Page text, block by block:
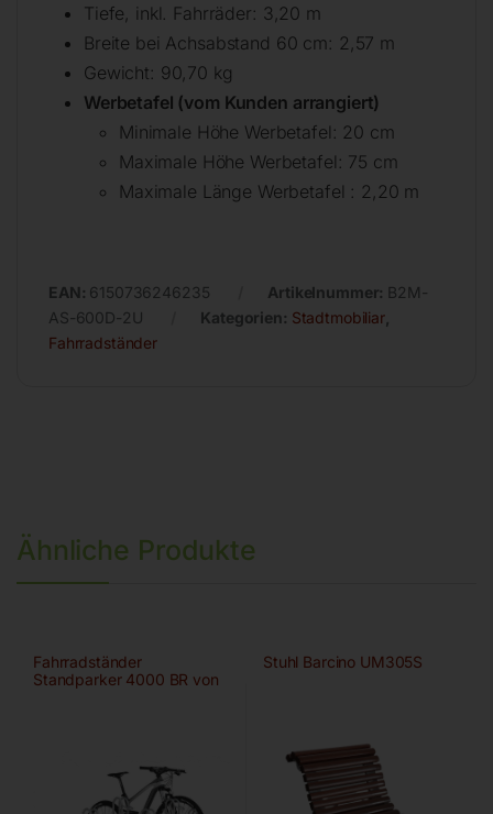
Tiefe, inkl. Fahrräder: 3,20 m
Breite bei Achsabstand 60 cm: 2,57 m
Gewicht: 90,70 kg
Werbetafel (vom Kunden arrangiert)
Minimale Höhe Werbetafel: 20 cm
Maximale Höhe Werbetafel: 75 cm
Maximale Länge Werbetafel : 2,20 m
EAN: 6150736246235 Artikelnummer: B2M-
AS-600D-2U
Kategorien: Stadtmobiliar,
Fahrradständer
Ähnliche Produkte
Fahrradständer
Standparker 4000 BR von
Stuhl Barcino UM305S